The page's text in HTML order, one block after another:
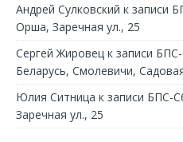
Андрей Сулковский к записи
Орша, Заречная ул., 25
Сергей Жировец к записи
Беларусь, Смолевичи,
Юлия Ситница к записи БПС-
Заречная ул., 25